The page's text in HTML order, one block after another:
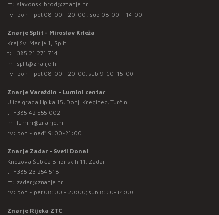
m: slavonski.brod@znanje.hr
rv: pon - pet 08:00 - 20:00 ; sub 08:00 – 14:00
Znanje Split - Miroslav Krleža
Kraj Sv. Marije 1, Split
t: +385 21 271 714
m: split@znanje.hr
rv: pon - pet 08:00 - 20:00; sub 9:00-15:00
Znanje Varaždin - Lumini centar
Ulica grada Lipika 15, Donji Kneginec, Turčin
t: +385 42 555 002
m: lumini@znanje.hr
rv: pon - ned* 9:00-21:00
Znanje Zadar - Sveti Donat
Knezova Šubića Bribirskih 11, Zadar
t: +385 23 254 518
m: zadar@znanje.hr
rv: pon - pet 08:00 - 20:00; sub 8:00-14:00
Znanje Rijeka ZTC